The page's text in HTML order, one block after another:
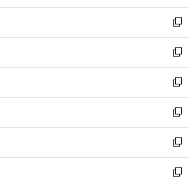
開
く
ウ
で
開
く
ン
ド
ウ
で
開
く
新
し
い
ウ
ィ
ン
ド
ウ
で
開
く
新
し
い
ウ
ィ
ン
ド
ウ
で
新
し
い
ウ
ィ
ン
ド
新
し
い
ウ
ィ
新
し
い
新